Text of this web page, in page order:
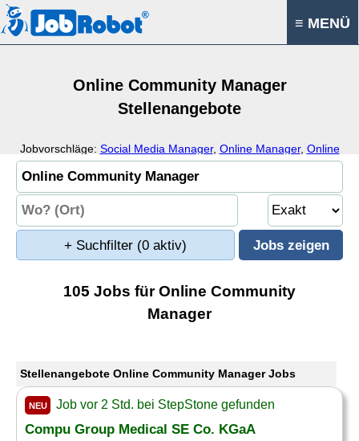
≡ MENÜ
Online Community Manager
Stellenangebote
Jobvorschläge: Social Media Manager, Online Manager, Online
Moderator,Online Community
+ Suchfilter (0 aktiv)
105 Jobs für Online Community
Manager
Stellenangebote Online Community Manager Jobs
NEU Job vor 2 Std. bei StepStone gefunden
Compu Group Medical SE Co. KGaA